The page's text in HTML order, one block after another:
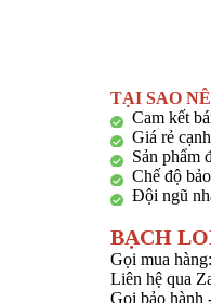
TẠI SAO
Cam kết
Giá rẻ
Sản phẩm
Chế độ
Đội ngũ
BẠCH
Gọi mua hàng:
Liên hệ qua
Gọi bảo hành